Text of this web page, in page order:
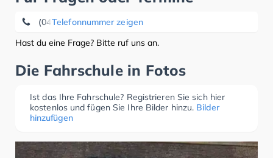
Telefonnummer zeigen
(040) 42 91 15 11
Hast du eine Frage? Bitte ruf uns an.
Die Fahrschule in Fotos
Ist das Ihre Fahrschule? Registrieren Sie sich hier
kostenlos und fügen Sie Ihre Bilder hinzu. Bilder
hinzufügen